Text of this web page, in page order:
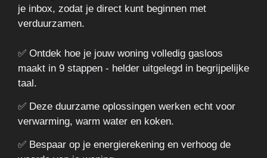
je inbox, zodat je direct kunt beginnen met
verduurzamen.
✅ Ontdek hoe je jouw woning volledig gasloos
maakt in 9 stappen - helder uitgelegd in begrijpelijke
taal.
✅ Deze duurzame oplossingen werken echt voor
verwarming, warm water en koken.
✅ Bespaar op je energierekening en verhoog de